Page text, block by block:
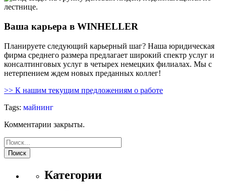
Ваша карьера в WINHELLER
Планируете следующий карьерный шаг? Наша юридическая
фирма среднего размера предлагает широкий спектр услуг и
консалтинговых услуг в четырех немецких филиалах. Мы с
нетерпением ждем новых преданных коллег!
>> К нашим текущим предложениям о работе
Tags: майнинг
Комментарии закрыты.
Поиск
Категории